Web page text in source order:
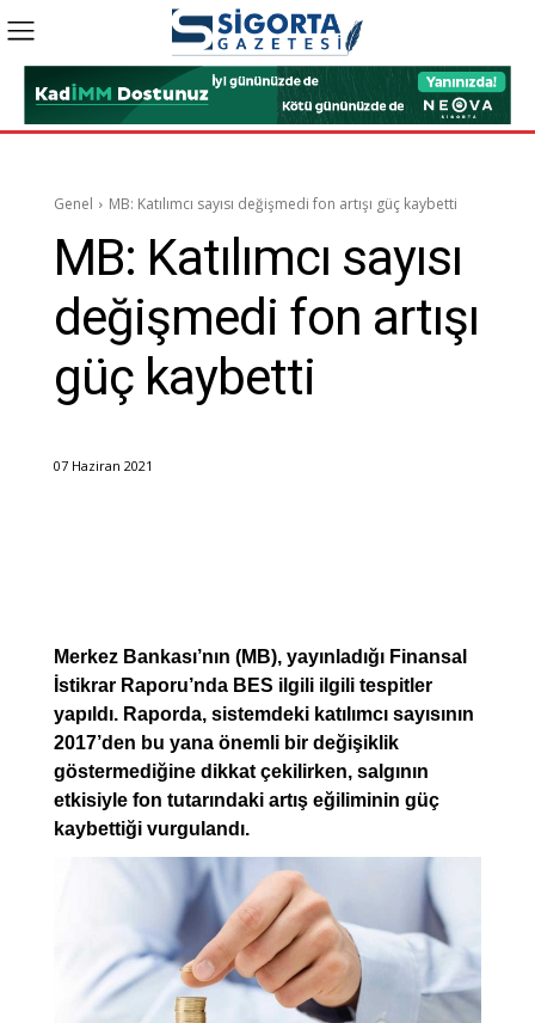
Genel MB: Katılımcı sayısı değişmedi fon artışı güç kaybetti
MB: Katılımcı sayısı
değişmedi fon artışı
güç kaybetti
07 Haziran 2021
Merkez Bankası’nın (MB), yayınladığı Finansal
İstikrar Raporu’nda BES ilgili ilgili tespitler
yapıldı. Raporda, sistemdeki katılımcı sayısının
2017’den bu yana önemli bir değişiklik
göstermediğine dikkat çekilirken, salgının
etkisiyle fon tutarındaki artış eğiliminin güç
kaybettiği vurgulandı.